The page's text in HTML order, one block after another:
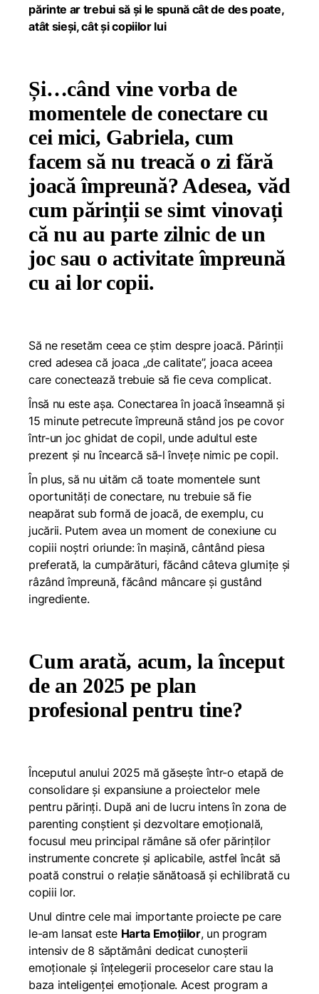
părinte ar trebui să și le spună cât de des poate,
atât sieși, cât și copiilor lui
Și…când vine vorba de
momentele de conectare cu
cei mici, Gabriela, cum
facem să nu treacă o zi fără
joacă împreună? Adesea, văd
cum părinții se simt vinovați
că nu au parte zilnic de un
joc sau o activitate împreună
cu ai lor copii.
Să ne resetăm ceea ce știm despre joacă. Părinții
cred adesea că joaca „de calitate”, joaca aceea
care conectează trebuie să fie ceva complicat.
Însă nu este așa. Conectarea în joacă înseamnă și
15 minute petrecute împreună stând jos pe covor
într-un joc ghidat de copil, unde adultul este
prezent și nu încearcă să-l învețe nimic pe copil.
În plus, să nu uităm că toate momentele sunt
oportunități de conectare, nu trebuie să fie
neapărat sub formă de joacă, de exemplu, cu
jucării. Putem avea un moment de conexiune cu
copiii noștri oriunde: în mașină, cântând piesa
preferată, la cumpărături, făcând câteva glumițe și
râzând împreună, făcând mâncare și gustând
ingrediente.
Cum arată, acum, la început
de an 2025 pe plan
profesional pentru tine?
Începutul anului 2025 mă găsește într-o etapă de
consolidare și expansiune a proiectelor mele
pentru părinți. După ani de lucru intens în zona de
parenting conștient și dezvoltare emoțională,
focusul meu principal rămâne să ofer părinților
instrumente concrete și aplicabile, astfel încât să
poată construi o relație sănătoasă și echilibrată cu
copiii lor.
Unul dintre cele mai importante proiecte pe care
le-am lansat este Harta Emoțiilor, un program
intensiv de 8 săptămâni dedicat cunoșterii
emoționale și înțelegerii proceselor care stau la
baza inteligenței emoționale. Acest program a